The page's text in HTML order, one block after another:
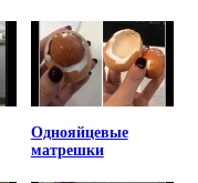
Однояйцевые
матрешки